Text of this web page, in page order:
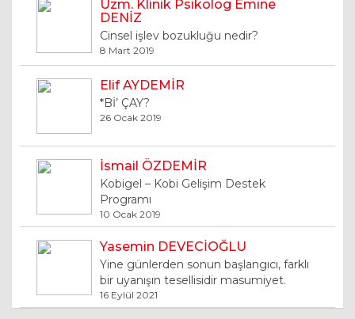
Uzm. Klinik Psikolog Emine
DENİZ
Cinsel işlev bozukluğu nedir?
8 Mart 2019
Elif AYDEMİR
*Bİ’ ÇAY?
26 Ocak 2019
İsmail ÖZDEMİR
Kobigel – Kobi Gelişim Destek
Programı
10 Ocak 2019
Yasemin DEVECİOĞLU
Yine günlerden sonun başlangıcı, farklı
bir uyanışın tesellisidir masumiyet.
16 Eylül 2021